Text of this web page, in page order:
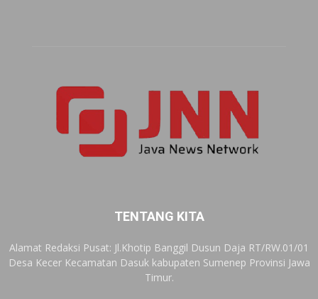
TENTANG KITA
Alamat Redaksi Pusat: Jl.Khotip Banggil Dusun Daja RT/RW.01/01
Desa Kecer Kecamatan Dasuk kabupaten Sumenep Provinsi Jawa
Timur.